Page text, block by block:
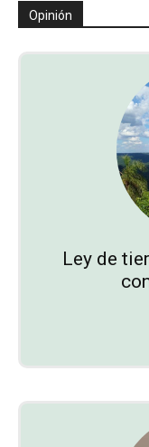
Opinión
Ley de